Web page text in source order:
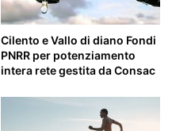
Cilento e Vallo di diano Fondi
PNRR per potenziamento
intera rete gestita da Consac